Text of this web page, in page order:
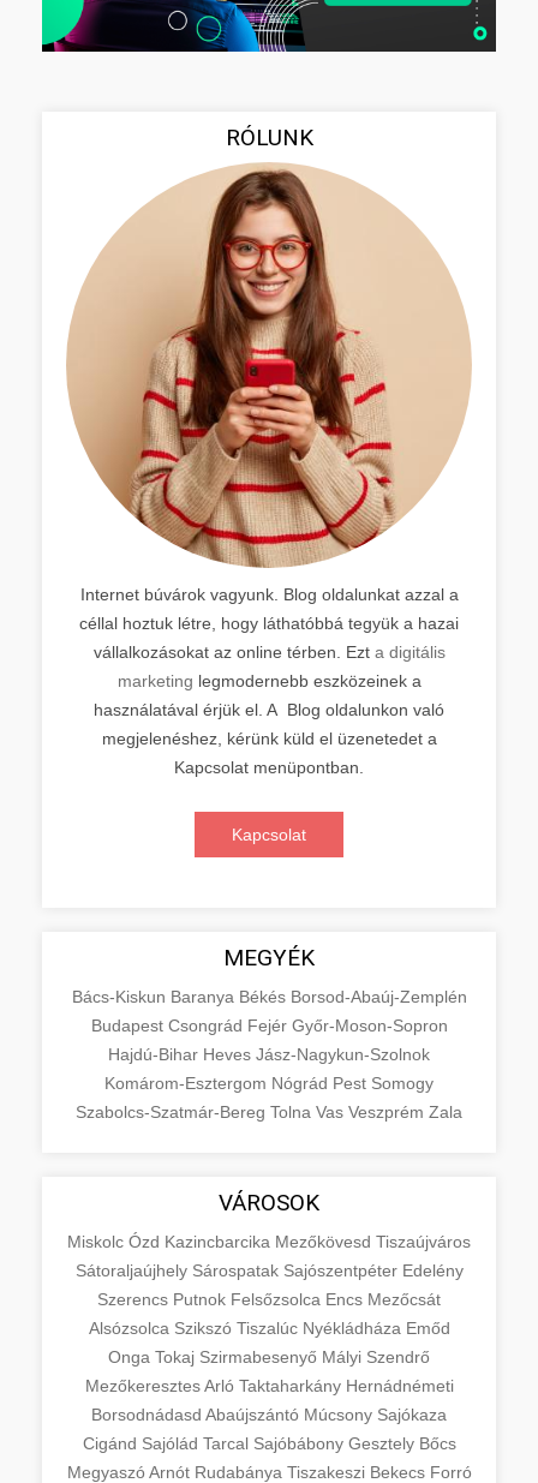
RÓLUNK
Internet búvárok vagyunk. Blog oldalunkat azzal a
céllal hoztuk létre, hogy láthatóbbá tegyük a hazai
vállalkozásokat az online térben. Ezt a digitális
marketing legmodernebb eszközeinek a
használatával érjük el. A Blog oldalunkon való
megjelenéshez, kérünk küld el üzenetedet a
Kapcsolat menüpontban.
Kapcsolat
MEGYÉK
Bács-Kiskun Baranya Békés Borsod-Abaúj-Zemplén
Budapest Csongrád Fejér Győr-Moson-Sopron
Hajdú-Bihar Heves Jász-Nagykun-Szolnok
Komárom-Esztergom Nógrád Pest Somogy
Szabolcs-Szatmár-Bereg Tolna Vas Veszprém Zala
VÁROSOK
Miskolc Ózd Kazincbarcika Mezőkövesd Tiszaújváros
Sátoraljaújhely Sárospatak Sajószentpéter Edelény
Szerencs Putnok Felsőzsolca Encs Mezőcsát
Alsózsolca Szikszó Tiszalúc Nyékládháza Emőd
Onga Tokaj Szirmabesenyő Mályi Szendrő
MezőkeresztesArló Taktaharkány Hernádnémeti
Borsodnádasd Abaújszántó Múcsony Sajókaza
Cigánd Sajólád Tarcal Sajóbábony Gesztely Bőcs
MegyaszóArnót Rudabánya Tiszakeszi Bekecs Forró